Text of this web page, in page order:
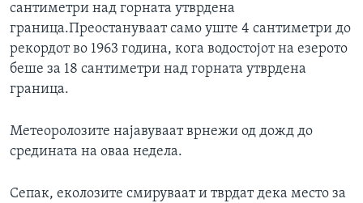
сантиметри над горната утврдена
граница.Преостануваат само уште 4 сантиметри до
рекордот во 1963 година, кога водостојот на езерото
беше за 18 сантиметри над горната утврдена
граница.
Метеоролозите најавуваат врнежи од дожд до
средината на оваа недела.
Сепак, еколозите смируваат и тврдат дека место за